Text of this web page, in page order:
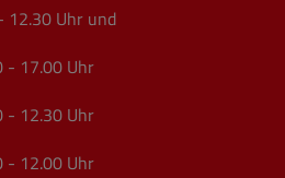
Uhr und
Uhr
Uhr
Uhr